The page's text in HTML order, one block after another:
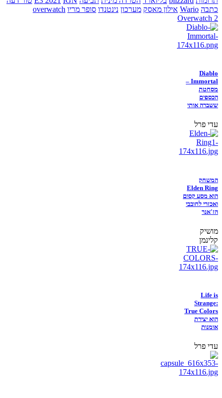
כתבה Wario אילון מאסק מערכון נינטנדו סופר מריו overwatch
Overwatch 2
Diablo
Immortal –
מסחטת
הכספים
ששברה אותי
עדי פרל
המשחק
Elden Ring
הוא מסע קסום
ואכזרי לחובבי
הז'אנר
מושיק
קלינמן
Life is
Strange:
True Colors
הוא יצירת
אומנות
עדי פרל